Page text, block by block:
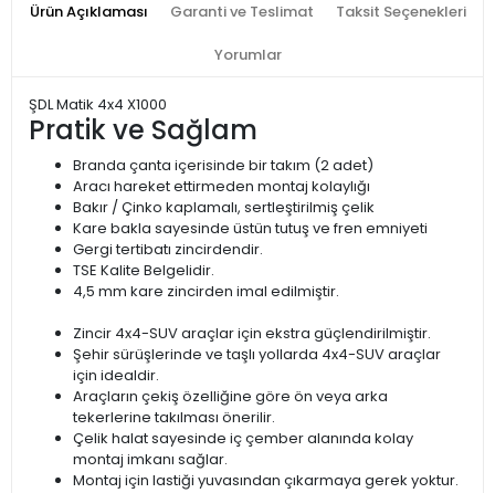
Ürün Açıklaması Garanti ve Teslimat Taksit Seçenekleri
Yorumlar
ŞDL Matik 4x4 X1000
Pratik ve Sağlam
Branda çanta içerisinde bir takım (2 adet)
Aracı hareket ettirmeden montaj kolaylığı
Bakır / Çinko kaplamalı, sertleştirilmiş çelik
Kare bakla sayesinde üstün tutuş ve fren emniyeti
Gergi tertibatı zincirdendir.
TSE Kalite Belgelidir.
4,5 mm kare zincirden imal edilmiştir.
Zincir 4x4-SUV araçlar için ekstra güçlendirilmiştir.
Şehir sürüşlerinde ve taşlı yollarda 4x4-SUV araçlar
için idealdir.
Araçların çekiş özelliğine göre ön veya arka
tekerlerine takılması önerilir.
Çelik halat sayesinde iç çember alanında kolay
montaj imkanı sağlar.
Montaj için lastiği yuvasından çıkarmaya gerek yoktur.